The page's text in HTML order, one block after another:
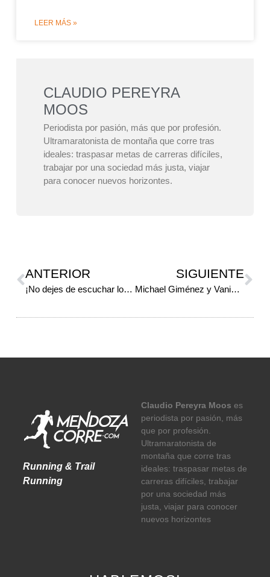
LEER MÁS »
CLAUDIO PEREYRA
MOOS
Periodista por pasión, más que por profesión.
Ultramaratonista de montaña que corre tras
ideales: traspasar metas de carreras difíciles,
trabajar por una sociedad más justa, viajar
para conocer nuevos horizontes.
ANTERIOR
¡No dejes de escuchar lo último del running mendocino!
SIGUIENTE
Michael Giménez y Vanina Yúdica ganaron la Maratón Solidaria
Running & Trail
Running
Claudio Pereyra Moos es
periodista por pasión, más
que por profesión.
Ultramaratonista de
montaña que corre tras
ideales: traspasar metas de
carreras difíciles, trabajar
por una sociedad más
justa, viajar para conocer
nuevos horizontes